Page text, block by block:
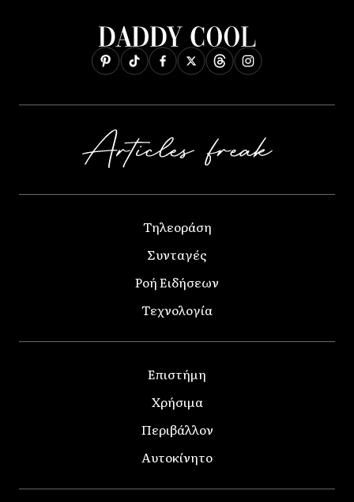
Τηλεοράση
Συνταγές
Ροή Ειδήσεων
Τεχνολογία
Επιστήμη
Χρήσιμα
Περιβάλλον
Αυτοκίνητο